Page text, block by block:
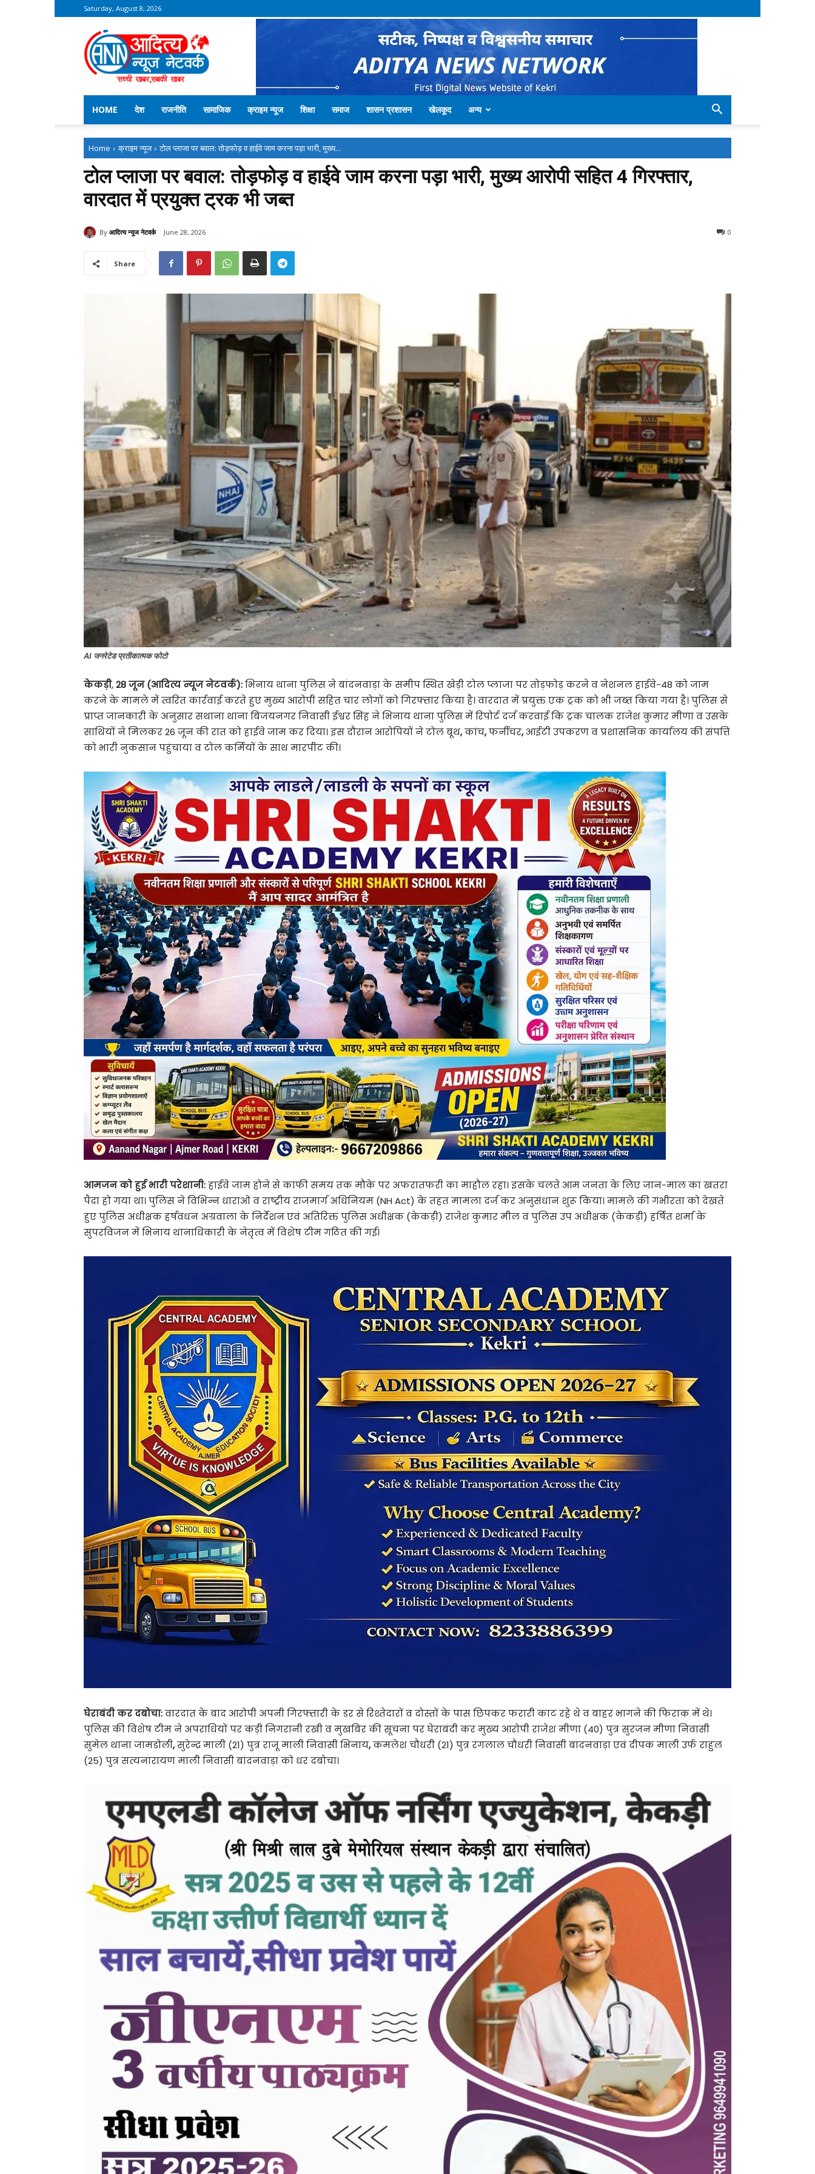
Saturday, August 8, 2026
Aditya
News
Network
–
Kekri
News
HOME
देश राजनीति सामाजिक क्राइम न्यूज शिक्षा समाज शासन प्रशासन खेलकूद अन्य
Home क्राइम न्यूज टोल प्लाजा पर बवाल: तोड़फोड़ व हाईवे जाम करना पड़ा भारी, मुख्य...
टोल प्लाजा पर बवाल: तोड़फोड़ व हाईवे जाम करना पड़ा भारी, मुख्य आरोपी सहित 4 गिरफ्तार,
वारदात में प्रयुक्त ट्रक भी जब्त
By आदित्य न्यूज नेटवर्क June 28, 2026 0
Share
AI जनरेटेड प्रतीकात्मक फोटो
केकड़ी,28 जून (आदित्य न्यूज नेटवर्क):भिनाय थाना पुलिस ने बांदनवाड़ा के समीप स्थित खेड़ी टोल प्लाजा पर तोड़फोड़ करने व नेशनल हाईवे-48 को जाम
करने के मामले में त्वरित कार्रवाई करते हुए मुख्य आरोपी सहित चार लोगों को गिरफ्तार किया है। वारदात में प्रयुक्त एक ट्रक को भी जब्त किया गया है। पुलिस से
प्राप्त जानकारी के अनुसार सथाना थाना बिजयनगर निवासी ईश्वर सिंह ने भिनाय थाना पुलिस में रिपोर्ट दर्ज करवाई कि ट्रक चालक राजेश कुमार मीणा व उसके
साथियों ने मिलकर 26 जून की रात को हाईवे जाम कर दिया। इस दौरान आरोपियों ने टोल बूथ,कांच,फर्नीचर,आईटी उपकरण व प्रशासनिक कार्यालय की संपत्ति
को भारी नुकसान पहुंचाया व टोल कर्मियों के साथ मारपीट की।
आमजन को हुई भारी परेशानी:हाईवे जाम होने से काफी समय तक मौके पर अफरातफरी का माहौल रहा। इसके चलते आम जनता के लिए जान-माल का खतरा
पैदा हो गया था। पुलिस ने विभिन्न धाराओं व राष्ट्रीय राजमार्ग अधिनियम (NH Act) के तहत मामला दर्ज कर अनुसंधान शुरू किया। मामले की गंभीरता को देखते
हुए पुलिस अधीक्षक हर्षवधन अग्रवाला के निर्देशन एवं अतिरिक्त पुलिस अधीक्षक (केकड़ी) राजेश कुमार मील व पुलिस उप अधीक्षक (केकड़ी) हर्षित शर्मा के
सुपरविजन में भिनाय थानाधिकारी के नेतृत्व में विशेष टीम गठित की गई।
घेराबंदी कर दबोचा:वारदात के बाद आरोपी अपनी गिरफ्तारी के डर से रिश्तेदारों व दोस्तों के पास छिपकर फरारी काट रहे थे व बाहर भागने की फिराक में थे।
पुलिस की विशेष टीम ने अपराधियों पर कड़ी निगरानी रखी व मुखबिर की सूचना पर घेराबंदी कर मुख्य आरोपी राजेश मीणा (40) पुत्र सुरजन मीणा निवासी
सुमेल थाना जामडोली,सुरेन्द्र माली (21) पुत्र राजू माली निवासी भिनाय,कमलेश चौधरी (21) पुत्र रंगलाल चौधरी निवासी बांदनवाड़ा एवं दीपक माली उर्फ राहुल
(25) पुत्र सत्यनारायण माली निवासी बांदनवाड़ा को धर दबोचा।